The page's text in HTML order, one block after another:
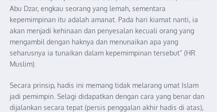
Abu Dzar, engkau seorang yang lemah, sementara
kepemimpinan itu adalah amanat. Pada hari kiamat nanti, ia
akan menjadi kehinaan dan penyesalan kecuali orang yang
mengambil dengan haknya dan menunaikan apa yang
seharusnya ia tunaikan dalam kepemimpinan tersebut” (HR
Muslim).
Secara prinsip, hadis ini memang tidak melarang umat Islam
jadi pemimpin. Selagi didapatkan dengan cara yang benar dan
dijalankan secara tepat (persis penggalan akhir hadis di atas),